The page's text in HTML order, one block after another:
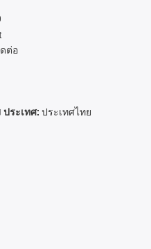
ต่อ
ประเทศ: ประเทศไทย